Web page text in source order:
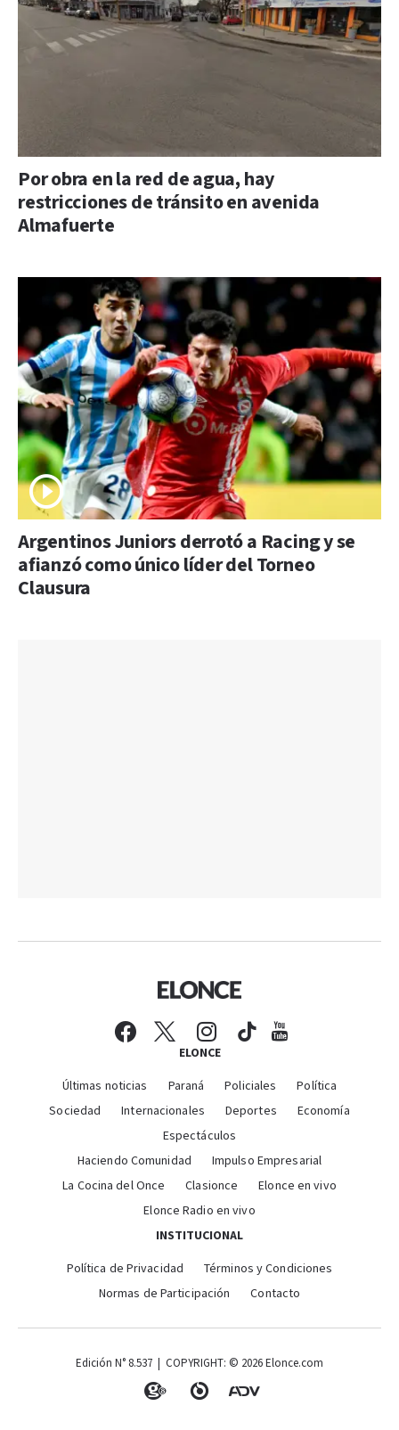
Por obra en la red de agua, hay
restricciones de tránsito en avenida
Almafuerte
Argentinos Juniors derrotó a Racing y se
afianzó como único líder del Torneo
Clausura
ELONCE
Últimas noticias Paraná Policiales
Política
Sociedad
Internacionales Deportes
Economía
Espectáculos
Haciendo Comunidad
Impulso Empresarial
La Cocina del Once
Clasionce
Elonce en vivo
Elonce Radio en vivo
INSTITUCIONAL
Política de Privacidad
Términos y Condiciones
Normas de Participación
Contacto
Edición N° 8.537 | COPYRIGHT: © 2026 Elonce.com